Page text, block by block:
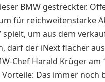
BMW gestreckter.
für reichweitenstarke
spielt, um aus dem
darf der iNext flacher
Chef Harald Krüger
Das immer noch